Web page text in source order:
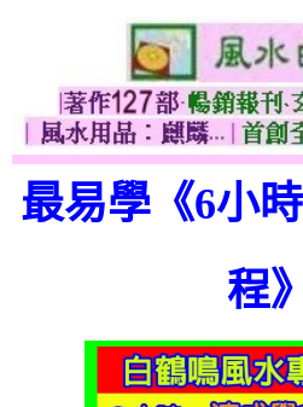
最易學《6小
程》